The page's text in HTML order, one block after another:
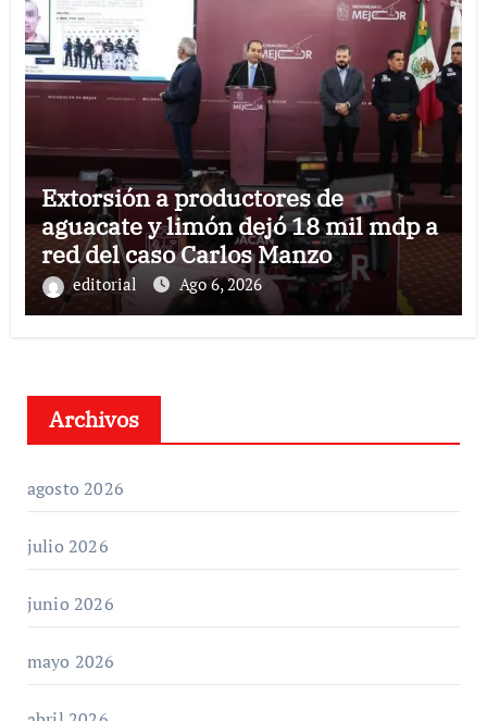
Extorsión a productores de
aguacate y limón dejó 18 mil mdp a
red del caso Carlos Manzo
editorial Ago 6, 2026
Archivos
agosto 2026
julio 2026
junio 2026
mayo 2026